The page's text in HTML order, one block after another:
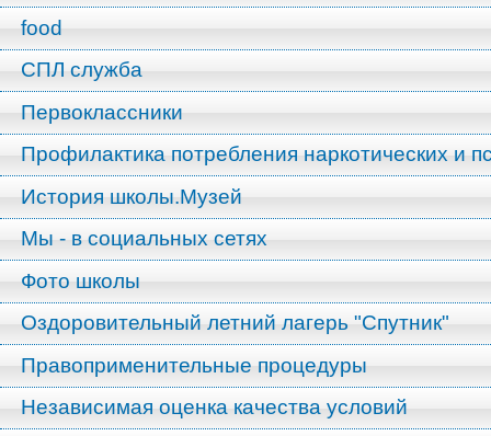
food
СПЛ служба
Первоклассники
Профилактика потребления наркотических и
История школы.Музей
Мы - в социальных сетях
Фото школы
Оздоровительный летний лагерь "Спутник"
Правоприменительные процедуры
Независимая оценка качества условий